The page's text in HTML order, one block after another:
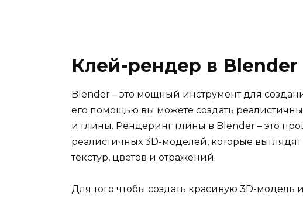
Клей-рендер в Blender
Blender – это мощный инструмент для
его помощью вы можете создать
и глины. Рендеринг глины в Blender – это
реалистичных 3D-моделей, которые
текстур, цветов и отражений.
Для того чтобы создать красивую 3D-модель